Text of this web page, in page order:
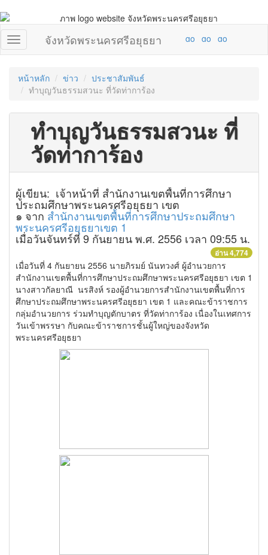
จังหวัดพระนครศรีอยุธยา
หน้าหลัก ข่าว
ประชาสัมพันธ์
ทำบุญวันธรรมสวนะ ที่วัดท่าการ้อง
ทำบุญวันธรรมสวนะ ที่
วัดท่าการ้อง
ผู้เขียน: เจ้าหน้าที่ สำนักงานเขตพื้นที่การศึกษา
ประถมศึกษาพระนครศรีอยุธยา เขต
๑ จาก สำนักงานเขตพื้นที่การศึกษาประถมศึกษา
พระนครศรีอยุธยาเขต 1
เมื่อวันจันทร์ที่ 9 กันยายน พ.ศ. 2556 เวลา 09:55 น.
อ่าน 4,774
เมื่อวันที่ 4 กันยายน 2556 นายภิรมย์ นันทวงศ์ ผู้อำนวยการ
สำนักงานเขตพื้นที่การศึกษาประถมศึกษาพระนครศรีอยุธยา เขต 1
นางสาวกัลยาณี นรสิงห์ รองผู้อำนวยการสำนักงานเขตพื้นที่การ
ศึกษาประถมศึกษาพระนครศรีอยุธยา เขต 1 และคณะข้าราชการ
กลุ่มอำนวยการ ร่วมทำบุญตักบาตร ที่วัดท่าการ้อง เนื่องในเทศการ
วันเข้าพรรษา กับคณะข้าราชการชั้นผู้ใหญ่ของจังหวัด
พระนครศรีอยุธยา